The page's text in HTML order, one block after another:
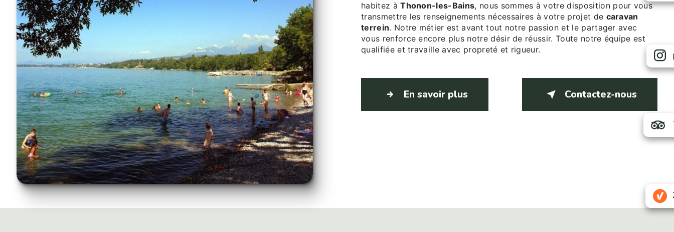
habitez àThonon-les-Bains, nous sommes à votre disposition pour vous
transmettre les renseignements nécessaires à votre projet de caravan
terrein. Notre métier est avant tout notre passion et le partager avec
vous renforce encore plus notre désir de réussir. Toute notre équipe est
qualifiée et travaille avec propreté et rigueur.
En savoir plus Contactez-nous